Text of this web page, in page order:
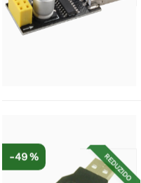
REDUZIDO
-49 %